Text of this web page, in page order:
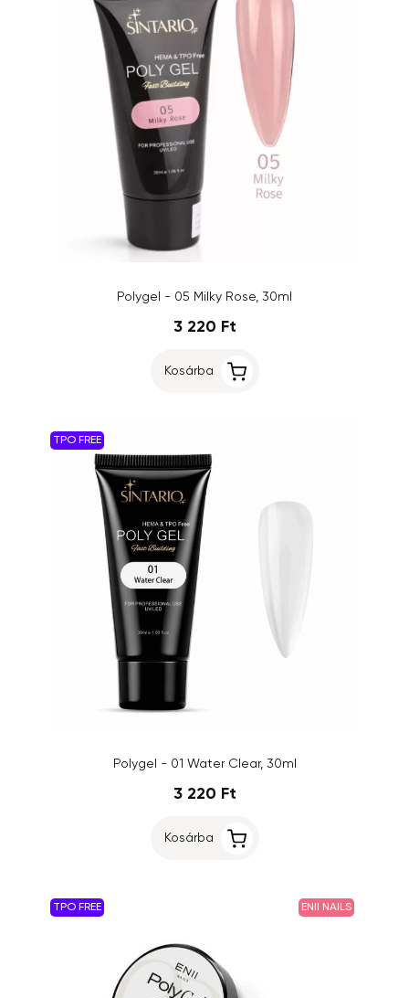
Polygel - 05 Milky Rose, 30ml
3 220 Ft
Kosárba
TPO FREE
Polygel - 01 Water Clear, 30ml
3 220 Ft
Kosárba
TPO FREE ENII NAILS